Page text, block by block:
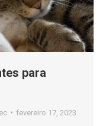
para
fevereiro 17, 2023